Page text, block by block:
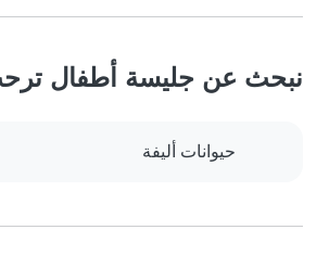
نبحث عن جليسة أطفال
حيوانات أليفة